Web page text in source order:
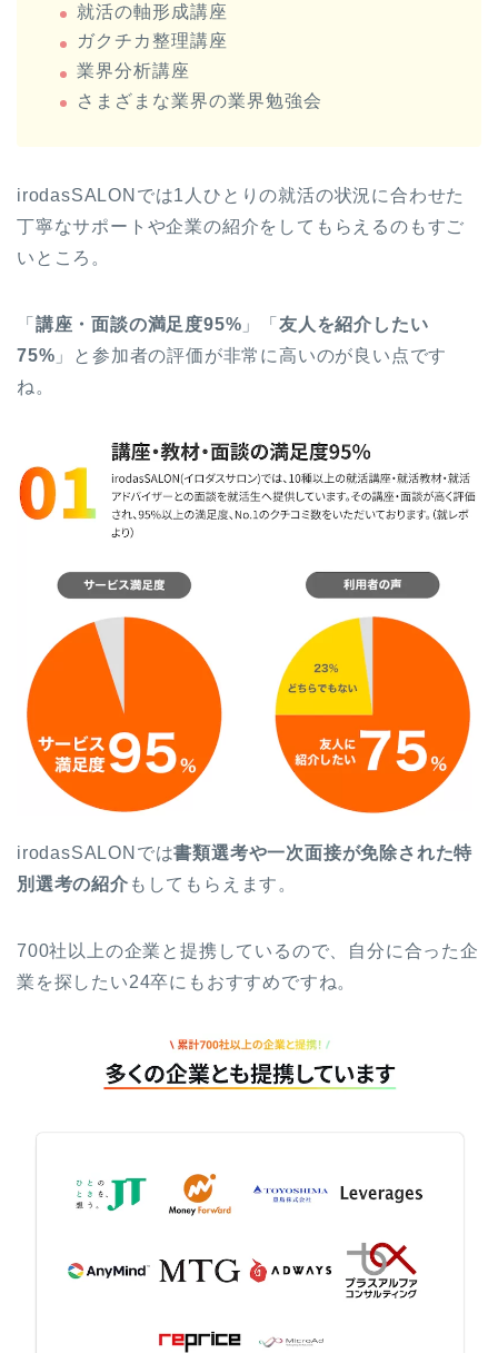
就活の軸形成講座
ガクチカ整理講座
業界分析講座
さまざまな業界の業界勉強会
irodasSALONでは1人ひとりの就活の状況に合わせた
丁寧なサポートや企業の紹介をしてもらえるのもすご
いところ。
「 講座・面談の満足度95% 」「友人を紹介したい
75% 」と参加者の評価が非常に高いのが良い点です
ね。
irodasSALONでは書類選考や一次面接が免除された特
別選考の紹介 もしてもらえます。
700社以上の企業と提携しているので、自分に合った企
業を探したい24卒にもおすすめですね。